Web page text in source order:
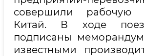
совершили рабочую
Китай. В ходе
подписаны
известными